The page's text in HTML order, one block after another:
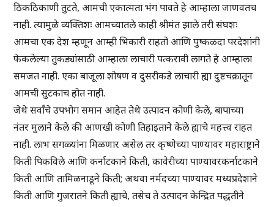
ठिकठिकाणी तुटते, आमची एकात्मता भंग पावते हे आम्हाला जाणवतच
नाही. त्यामुळे व्यक्तिशः आमच्यातले काही श्रीमंत झाले तरी संघशः
आमचा एक देश म्हणून आम्ही भिकारी राहतो आणि पुष्कळदा परदेशांनी
फेकलेल्या तुकड्यांसाठी आम्हाला लाचारी पत्करावी लागते हे आम्हाला
समजत नाही. एका बाजूला शोषण व दुसरीकडे लाचारी ह्या दुष्टचक्रातून
आमची सुटकाच होत नाही.
जेथे सर्वांचे उपभोग समान आहेत तेथे उत्पादन कोणी केले, बापाच्या
नंतर मुलाने केले की आणखी कोणी तिहाइताने केले ह्याचे महत्त्व राहत
नाही. लाभ सगळ्यांना मिळणार असेल तर कृष्णेच्या पाण्यावर महाराष्ट्राने
किती पिकविले आणि कर्नाटकाने किती, कावेरीच्या पाण्यावरकर्नाटकाने
किती आणि तामिळनाडूने किती; अथवा नर्मदच्या पाण्यावर मध्यप्रदेशाने
किती आणि गुजरातने किती ह्याचे, तसेच ते उत्पादन केन्द्रित पद्धतीने